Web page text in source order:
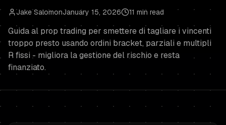
Jake SalomonJanuary 15, 2026 11 min read
Guida al prop trading per smettere di tagliare i vincenti
troppo presto usando ordini bracket, parziali e multipli
R fissi - migliora la gestione del rischio e resta
finanziato.